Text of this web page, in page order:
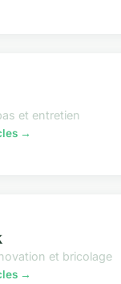
et entretien
→
et bricolage
→